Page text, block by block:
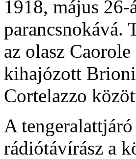
1918, május
parancsnokává.
az olasz
kihajózott
Cortelazzo
A
rádiótávírász a